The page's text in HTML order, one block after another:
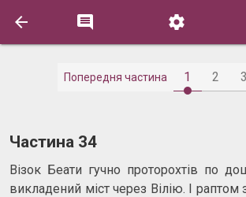
  
Попередня частина 1 2 3
Частина 34
Візок Беати гучно проторохтів по
викладений міст через Вілію. І раптом